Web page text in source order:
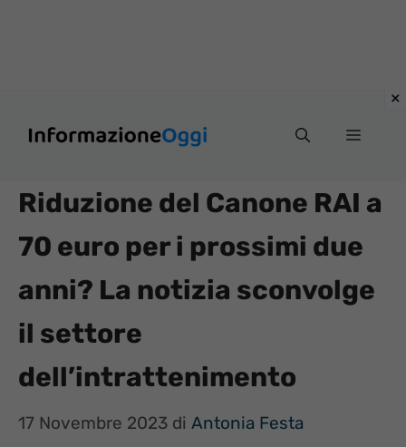
Menu
Riduzione del Canone RAI a
70 euro per i prossimi due
anni? La notizia sconvolge
il settore
dell’intrattenimento
17 Novembre 2023 di Antonia Festa